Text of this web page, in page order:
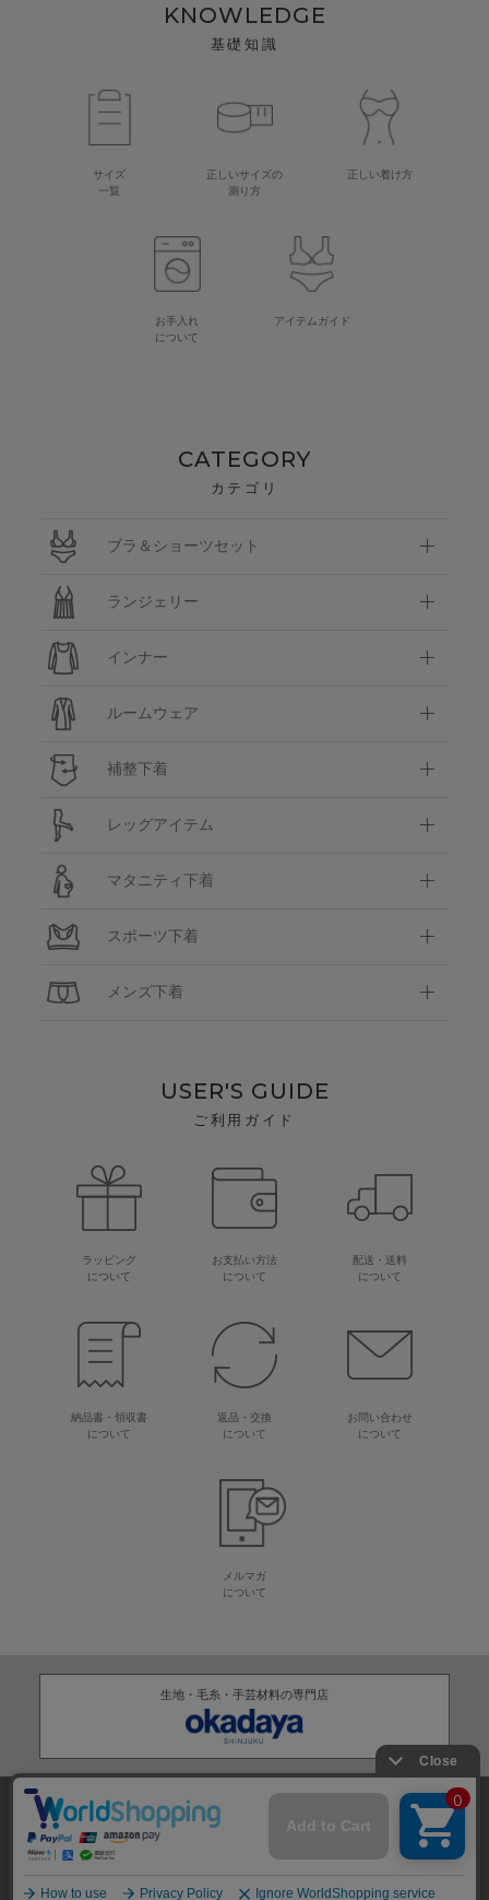
KNOWLEDGE
基礎知識
サイズ
一覧
正しいサイズの
測り方
正しい着け方
お手入れ
について
アイテムガイド
CATEGORY
カテゴリ
ブラ＆ショーツセット
ランジェリー
インナー
ルームウェア
補整下着
レッグアイテム
マタニティ下着
スポーツ下着
メンズ下着
USER'S GUIDE
ご利用ガイド
ラッピング
について
お支払い方法
について
配送・送料
について
納品書・領収書
について
返品・交換
について
お問い合わせ
について
メルマガ
について
生地・毛糸・手芸材料の専門店
株式会社オカダヤ
特定商取引法に基づく表記 プライバシーポリシー サイトマップ